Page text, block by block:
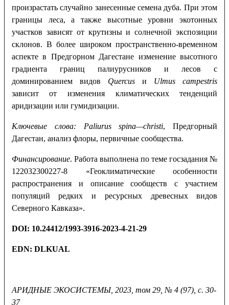
произрастать случайно занесенные семена дуба. При этом
границы леса, а также высотные уровни экотонных
участков зависят от крутизны и солнечной экспозиции
склонов. В более широком пространственно-временном
аспекте в Предгорном Дагестане изменение высотного
градиента границ палиурусников и лесов с
доминированием видов Quercusи Ulmus campestris
зависит от изменения климатических тенденций
аридизации или гумидизации.
Ключевые слова: Paliurus spina—christi, Предгорный
Дагестан, анализ флоры, первичные сообщества.
Финансирование. Работа выполнена по теме госзадания №
122032300227-8 «Геоклиматические особенности
распространения и описание сообществ с участием
популяций редких и ресурсных древесных видов
Северного Кавказа».
DOI: 10.24412/1993-3916-2023-4-21-29
EDN: DLKUAL
АРИДНЫЕ ЭКОСИСТЕМЫ, 2023, том 29, № 4 (97), с. 30-
37